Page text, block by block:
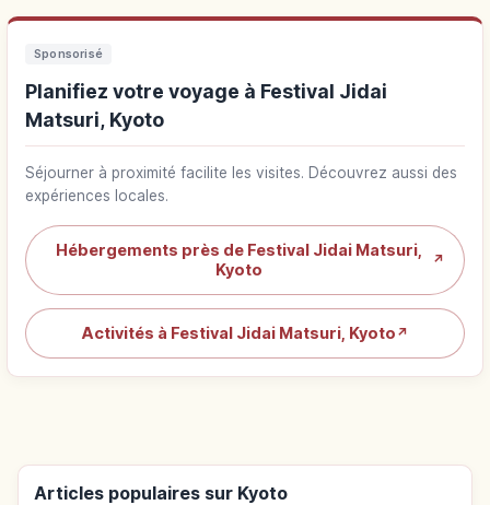
Sponsorisé
Planifiez votre voyage à Festival Jidai
Matsuri, Kyoto
Séjourner à proximité facilite les visites. Découvrez aussi des
expériences locales.
Hébergements près de Festival Jidai Matsuri,
Kyoto
↗
Activités à Festival Jidai Matsuri, Kyoto ↗
Articles populaires sur Kyoto